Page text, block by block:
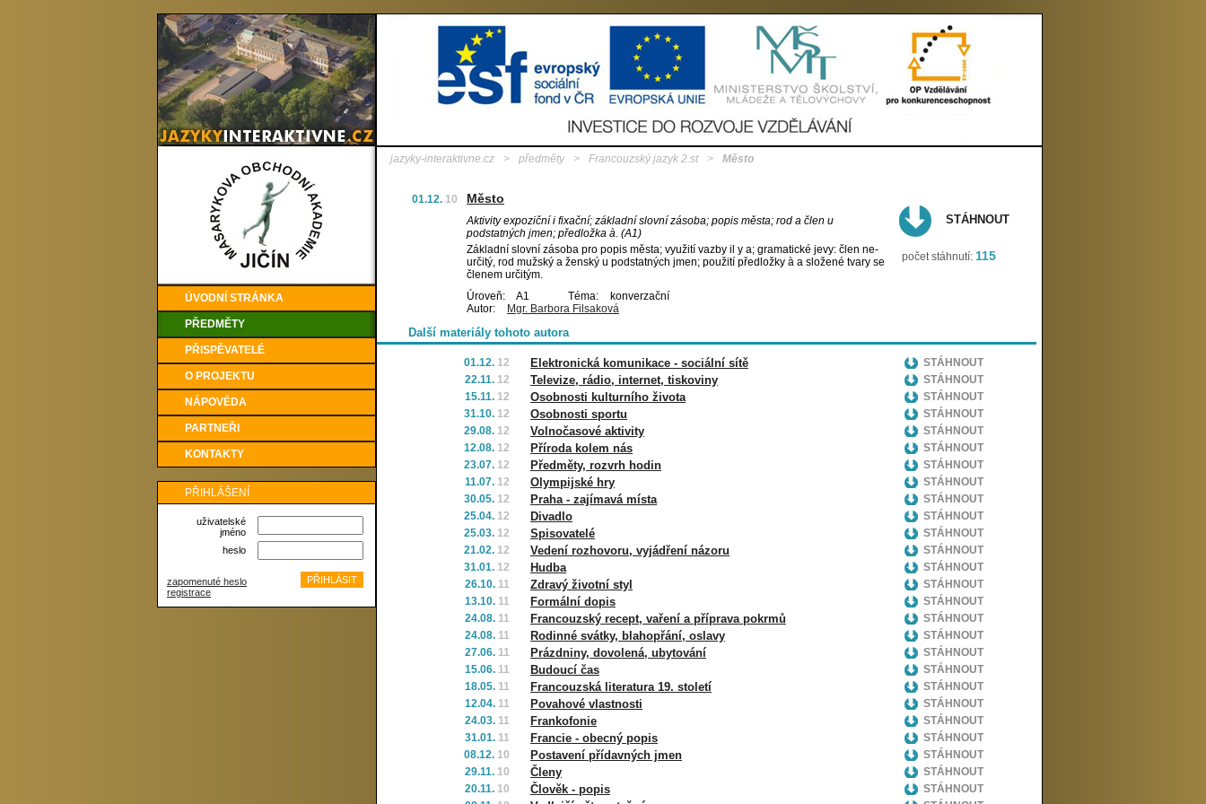
ÚVODNÍ STRÁNKA
PŘEDMĚTY
PŘISPĚVATELÉ
O PROJEKTU
NÁPOVĚDA
PARTNEŘI
KONTAKTY
PŘIHLÁŠENÍ
uživatelské
jméno
heslo
zapomenuté heslo
registrace
jazyky-interaktivne.cz > předměty > Francouzský jazyk 2.st > Město
01.12. 10 Město
Aktivity expoziční i fixační; základní slovní zásoba; popis města; rod a člen u
podstatných jmen; předložka à. (A1)
Základní slovní zásoba pro popis města; využití vazby il y a; gramatické jevy: člen ne-
určitý, rod mužský a ženský u podstatných jmen; použití předložky à a složené tvary se
členem určitým.
Úroveň:
A1 Téma:
konverzační
Autor:
Mgr. Barbora Filsaková
STÁHNOUT
počet stáhnutí: 115
Další materiály tohoto autora
01.12. 12 Elektronická komunikace - sociální sítě
STÁHNOUT
22.11. 12 Televize, rádio, internet, tiskoviny
STÁHNOUT
15.11. 12 Osobnosti kulturního života
STÁHNOUT
31.10. 12 Osobnosti sportu
STÁHNOUT
29.08. 12 Volnočasové aktivity
STÁHNOUT
12.08. 12 Příroda kolem nás
STÁHNOUT
23.07. 12 Předměty, rozvrh hodin
STÁHNOUT
11.07. 12 Olympijské hry
STÁHNOUT
30.05. 12 Praha - zajímavá místa
STÁHNOUT
25.04. 12 Divadlo
STÁHNOUT
25.03. 12 Spisovatelé
STÁHNOUT
21.02. 12 Vedení rozhovoru, vyjádření názoru
STÁHNOUT
31.01. 12 Hudba
STÁHNOUT
26.10. 11 Zdravý životní styl
STÁHNOUT
13.10. 11 Formální dopis
STÁHNOUT
24.08. 11 Francouzský recept, vaření a příprava pokrmů
STÁHNOUT
24.08. 11 Rodinné svátky, blahopřání, oslavy
STÁHNOUT
27.06. 11 Prázdniny, dovolená, ubytování
STÁHNOUT
15.06. 11 Budoucí čas
STÁHNOUT
18.05. 11 Francouzská literatura 19. století
STÁHNOUT
12.04. 11 Povahové vlastnosti
STÁHNOUT
24.03. 11 Frankofonie
STÁHNOUT
31.01. 11 Francie - obecný popis
STÁHNOUT
08.12. 10 Postavení přídavných jmen
STÁHNOUT
29.11. 10 Členy
STÁHNOUT
20.11. 10 Člověk - popis
STÁHNOUT